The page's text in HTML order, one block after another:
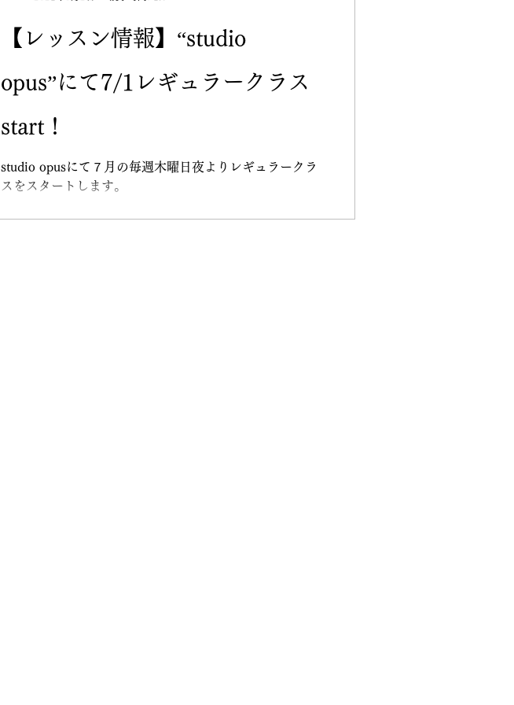
【レッスン情報】“studio
opus”にて7/1レギュラークラス
start！
studio opusにて７月の毎週木曜日夜よりレギュラークラ
スをスタートします。